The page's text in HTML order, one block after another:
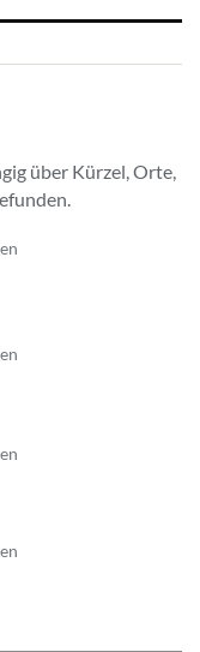
über Kürzel, Orte,